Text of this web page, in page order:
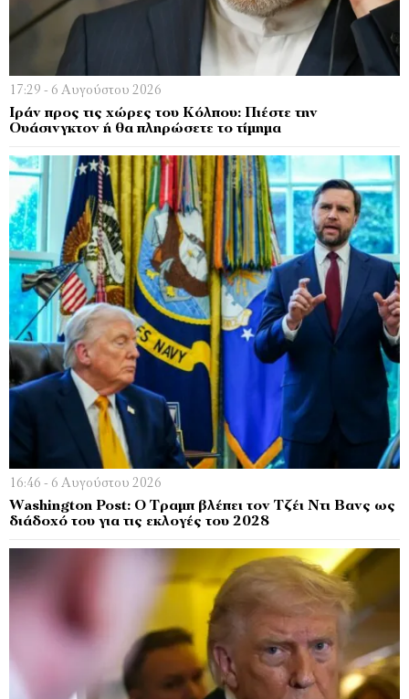
17:29 - 6 Αυγούστου 2026
Ιράν προς τις χώρες του Κόλπου: Πιέστε την
Ουάσινγκτον ή θα πληρώσετε το τίμημα
16:46 - 6 Αυγούστου 2026
Washington Post: Ο Τραμπ βλέπει τον Τζέι Ντι Βανς ως
διάδοχό του για τις εκλογές του 2028